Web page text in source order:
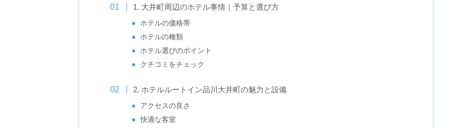
1. 大井町周辺のホテル事情｜予算と選び方
ホテルの価格帯
ホテルの種類
ホテル選びのポイント
クチコミをチェック
2. ホテルルートイン品川大井町の魅力と設備
アクセスの良さ
快適な客室